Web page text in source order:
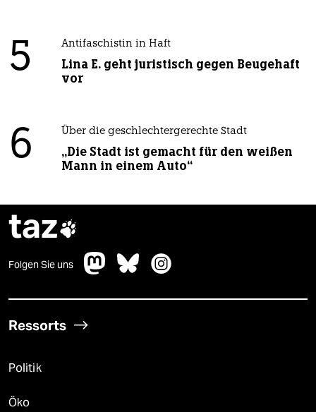
5 Antifaschistin in Haft
Lina E. geht juristisch gegen Beugehaft
vor
6 Über die geschlechtergerechte Stadt
„Die Stadt ist gemacht für den weißen
Mann in einem Auto“
taz
Folgen Sie uns
Ressorts
Politik
Öko